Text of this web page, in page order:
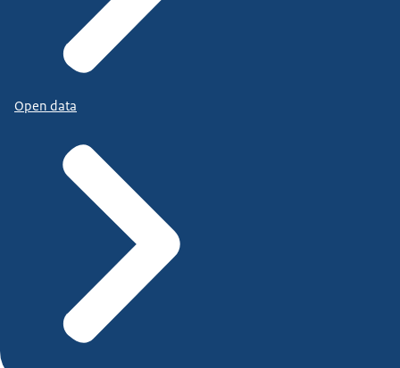
Open data